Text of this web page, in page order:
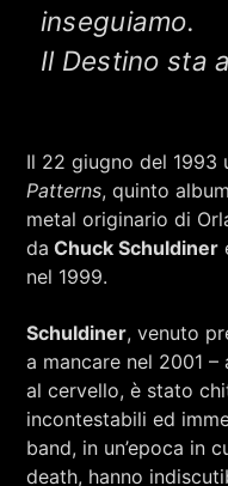
Sostieni
inseguiamo.
Il Destino sta
Il 22 giugno del 1993
Patterns, quinto
metal originario di
da Chuck Schuldiner
nel 1999.
Schuldiner, venuto
a mancare nel 2001
al cervello, è stato
incontestabili ed
band, in un’epoca in
death, hanno